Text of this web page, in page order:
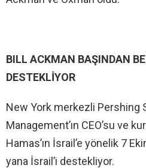
BILL ACKMAN BAŞINDAN
DESTEKLİYOR
New York merkezli Pershing
Management’ın CEO’su ve
Hamas’ın İsrail’e yönelik 7
yana İsrail’i destekliyor.